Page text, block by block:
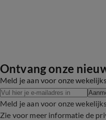
Ontvang onze
Meld je aan voor onze
Meld je aan voor onze
Zie voor meer informatie de